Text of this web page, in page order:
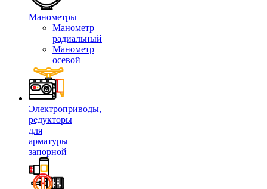
Манометры
Манометр
радиальный
Манометр
осевой
Электроприводы,
редукторы
для
арматуры
запорной